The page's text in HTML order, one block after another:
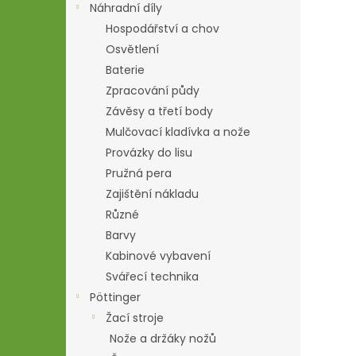
Náhradní díly
Hospodářství a chov
Osvětlení
Baterie
Zpracování půdy
Závěsy a třetí body
Mulčovací kladívka a nože
Provázky do lisu
Pružná pera
Zajištění nákladu
Různé
Barvy
Kabinové vybavení
Svářecí technika
Pöttinger
Žací stroje
Nože a držáky nožů